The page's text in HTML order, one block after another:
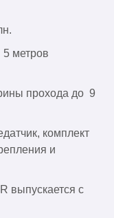
метров
прохода до 9
комплект
и
выпускается с